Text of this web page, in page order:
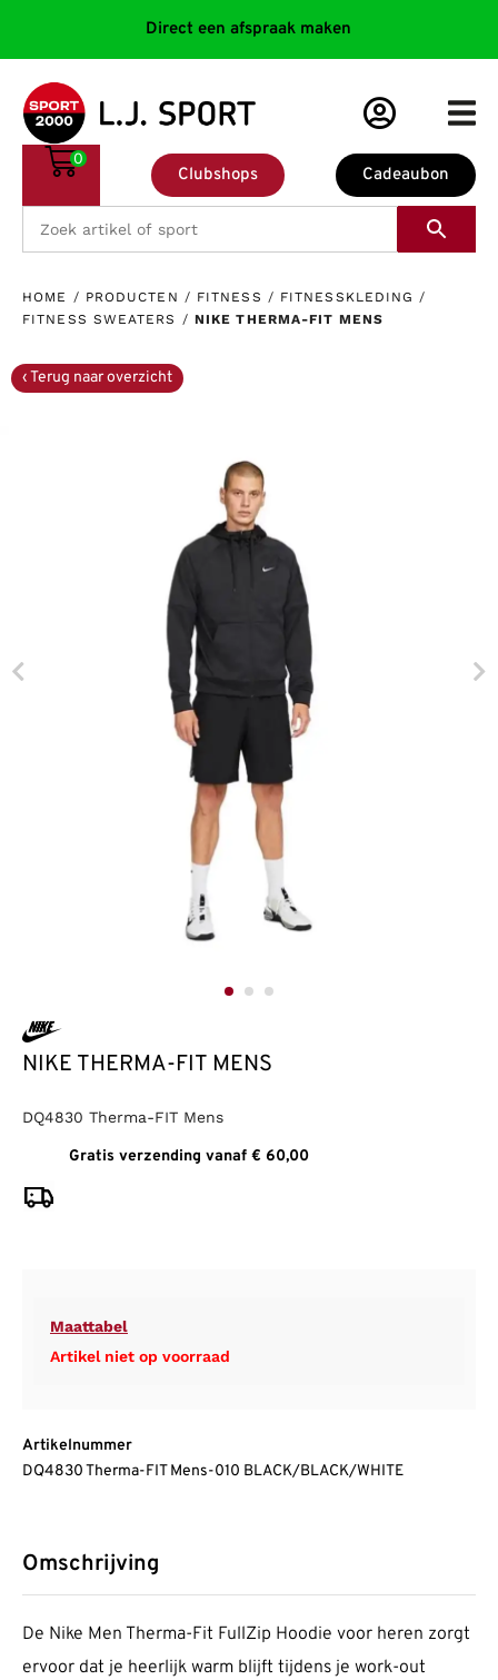
Direct een afspraak maken
Cadeaubon
Clubshops
0
HOME / PRODUCTEN / FITNESS / FITNESSKLEDING /
FITNESS SWEATERS / NIKE THERMA-FIT MENS
NIKE THERMA-FIT MENS
DQ4830 Therma-FIT Mens
Gratis verzending vanaf € 60,00
Maattabel
Artikel niet op voorraad
Artikelnummer
DQ4830 Therma-FIT Mens-010 BLACK/BLACK/WHITE
Omschrijving
De Nike Men Therma-Fit FullZip Hoodie voor heren zorgt
ervoor dat je heerlijk warm blijft tijdens je work-out